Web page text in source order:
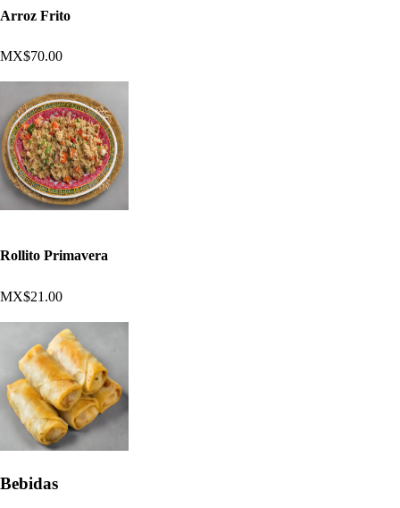
Arroz Frito
MX$70.00
Rollito Primavera
MX$21.00
Bebidas